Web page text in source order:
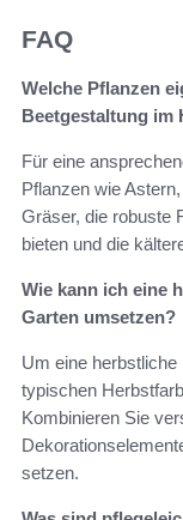
FAQ
Welche Pflanzen
Beetgestaltung im
Für eine
Pflanzen wie
Gräser, die robuste
bieten und die
Wie kann ich eine
Garten umsetzen?
Um eine
typischen
Kombinieren Sie
setzen.